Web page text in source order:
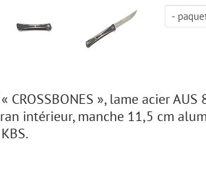
CROSSBONES », lame acier
intérieur, manche 11,5 cm